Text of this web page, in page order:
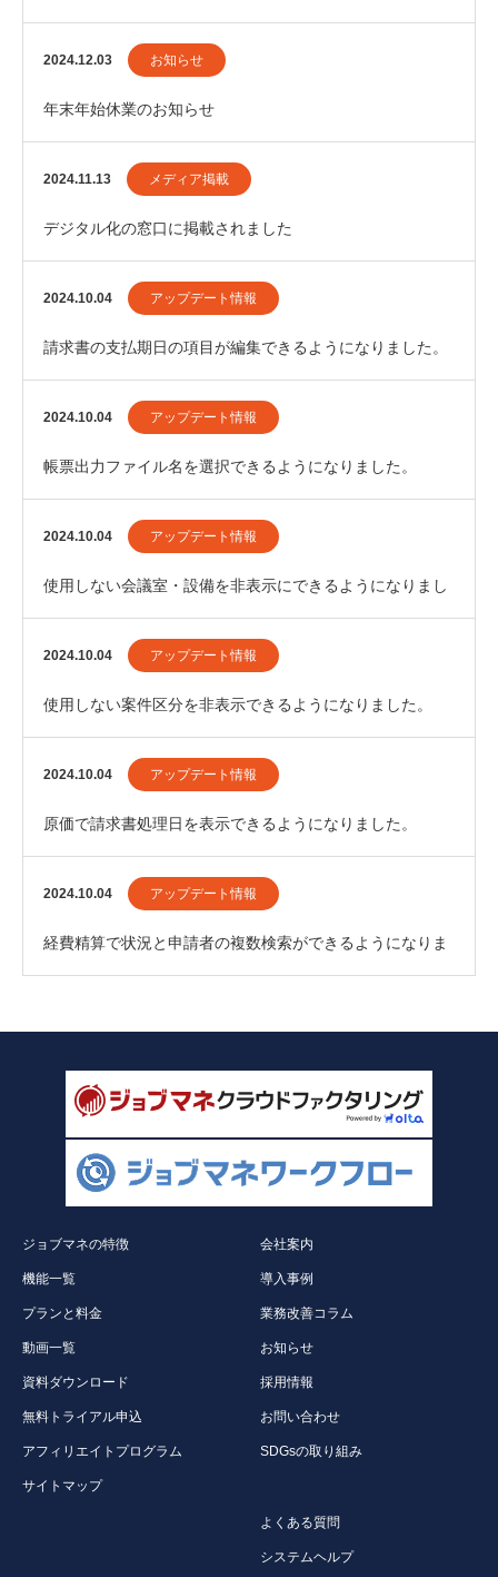
2024.12.03 お知らせ
年末年始休業のお知らせ
2024.11.13 メディア掲載
デジタル化の窓口に掲載されました
2024.10.04 アップデート情報
請求書の支払期日の項目が編集できるようになりました。
2024.10.04 アップデート情報
帳票出力ファイル名を選択できるようになりました。
2024.10.04 アップデート情報
使用しない会議室・設備を非表示にできるようになりまし
た。
2024.10.04 アップデート情報
使用しない案件区分を非表示できるようになりました。
2024.10.04 アップデート情報
原価で請求書処理日を表示できるようになりました。
2024.10.04 アップデート情報
経費精算で状況と申請者の複数検索ができるようになりま
ジョブマネの特徴
機能一覧
プランと料金
動画一覧
資料ダウンロード
無料トライアル申込
アフィリエイトプログラム
サイトマップ
会社案内
導入事例
業務改善コラム
お知らせ
採用情報
お問い合わせ
SDGsの取り組み
よくある質問
システムヘルプ